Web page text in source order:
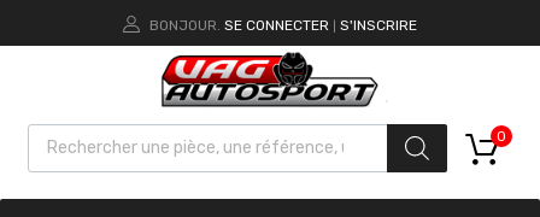
BONJOUR. SE CONNECTER S'INSCRIRE
0